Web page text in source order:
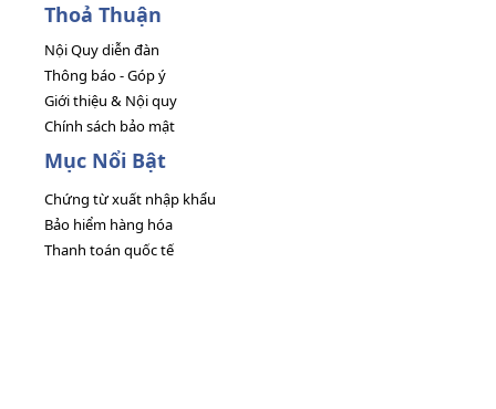
Thoả Thuận
Nội Quy diễn đàn
Thông báo - Góp ý
Giới thiệu & Nội quy
Chính sách bảo mật
Mục Nổi Bật
Chứng từ xuất nhập khẩu
Bảo hiểm hàng hóa
Thanh toán quốc tế